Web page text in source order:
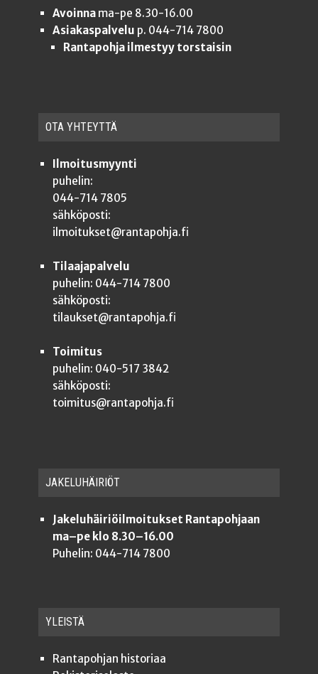
Avoinnama-pe 8.30-16.00
Asiakaspalvelu p. 044-714 7800
Rantapohja ilmestyy torstaisin
OTA YHTEYT­TÄ
Ilmoitusmyynti
puhelin:
044-714 7805
sähköposti:
ilmoitukset@rantapohja.fi
Tilaajapalvelu
puhelin: 044-714 7800
sähköposti:
tilaukset@rantapohja.fi
Toimitus
puhelin: 040-517 3842
sähköposti:
toimitus@rantapohja.fi
JAKE­LU­HÄI­RIÖT
Jakeluhäiriöilmoitukset Rantapohjaan
ma–pe klo 8.30–16.00
Puhelin: 044-714 7800
YLEISTÄ
Ran­ta­poh­jan historiaa